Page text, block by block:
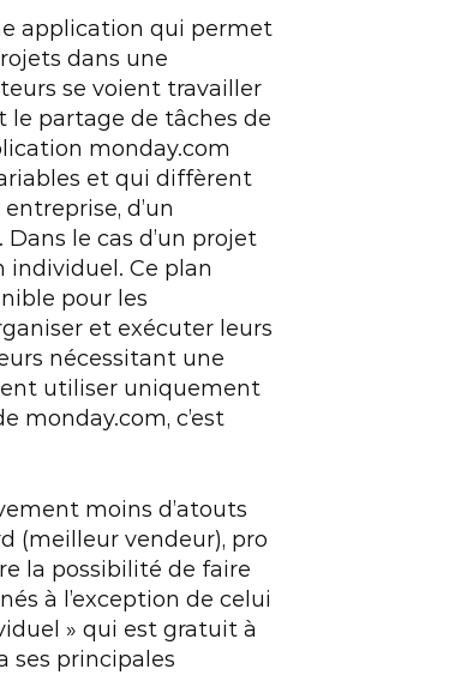
application qui permet
dans une
se voient travailler
le partage de tâches de
monday.com
et qui diffèrent
d’un
le cas d’un projet
individuel. Ce plan
pour les
et exécuter leurs
nécessitant une
utiliser uniquement
monday.com, c’est
moins d’atouts
(meilleur vendeur), pro
la possibilité de faire
à l’exception de celui
» qui est gratuit à
ses principales